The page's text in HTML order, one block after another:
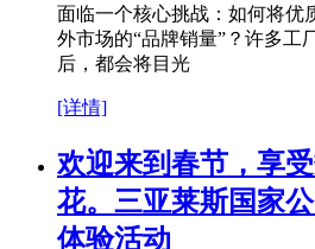
面临一个核心挑战：如何将优
外市场的“品牌销量”？许多工
后，都会将目光
[详情]
欢迎来到春节，享
花。三亚莱斯国家
体验活动